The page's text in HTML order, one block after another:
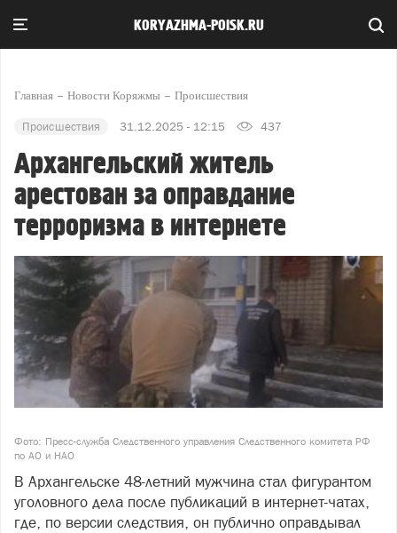
KORYAZHMA-POISK.RU
Главная Новости Коряжмы Происшествия
Происшествия 31.12.2025 - 12:15 437
Архангельский житель
арестован за оправдание
терроризма в интернете
Фото: Пресс-служба Следственного управления Следственного комитета РФ
по АО и НАО
В Архангельске 48-летний мужчина стал фигурантом
уголовного дела после публикаций в интернет-чатах,
где, по версии следствия, он публично оправдывал